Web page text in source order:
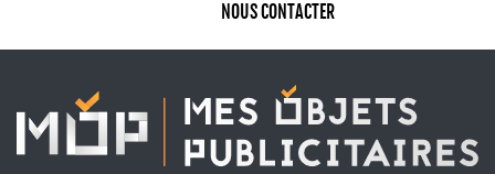
NOUS CONTACTER